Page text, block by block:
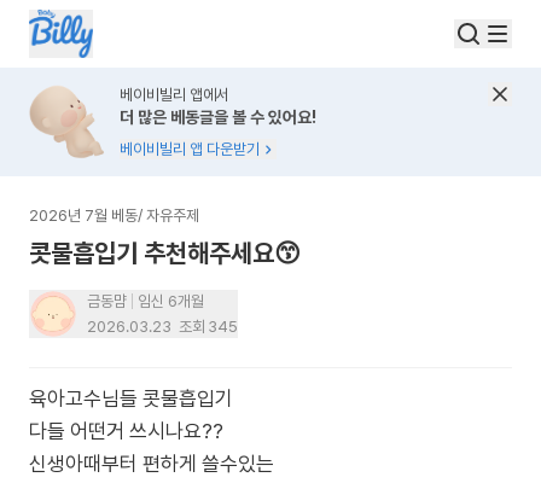
베이비빌리 앱에서
더 많은 베동글을 볼 수 있어요!
베이비빌리 앱 다운받기
2026년 7월 베동/ 자유주제
콧물흡입기 추천해주세요😙
금동먐
임신 6개월
2026.03.23 조회 345
육아고수님들 콧물흡입기
다들 어떤거 쓰시나요??
신생아때부터 편하게 쓸수있는